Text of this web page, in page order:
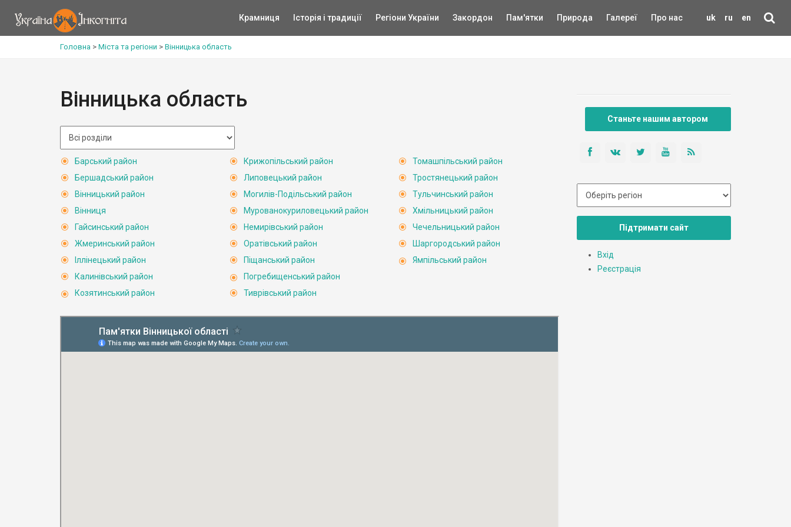
uk ru en
Крамниця Історія і традиції Регіони України Закордон Пам'ятки Природа Галереї Про нас
Головна > Міста та регіони > Вінницька область
Вінницька область
Барський район
Бершадський район
Вінницький район
Вінниця
Гайсинський район
Жмеринський район
Іллінецький район
Калинівський район
Козятинський район
Крижопільський район
Липовецький район
Могилів-Подільський район
Мурованокуриловецький район
Немирівський район
Оратівський район
Піщанський район
Погребищенський район
Тиврівський район
Томашпільський район
Тростянецький район
Тульчинський район
Хмільницький район
Чечельницький район
Шаргородський район
Ямпільський район
Станьте нашим автором
Підтримати сайт
Вхід
Реєстрація